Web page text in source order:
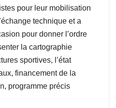
pour leur mobilisation
technique et a
pour donner l’ordre
la cartographie
sportives, l’état
financement de la
programme précis